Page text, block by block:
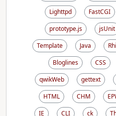
Lighttpd
FastCGI
prototype.js
jsUnit
Template
Java
Bloglines
CSS
qwikWeb
gettext
HTML
CHM
IE
CLI ck